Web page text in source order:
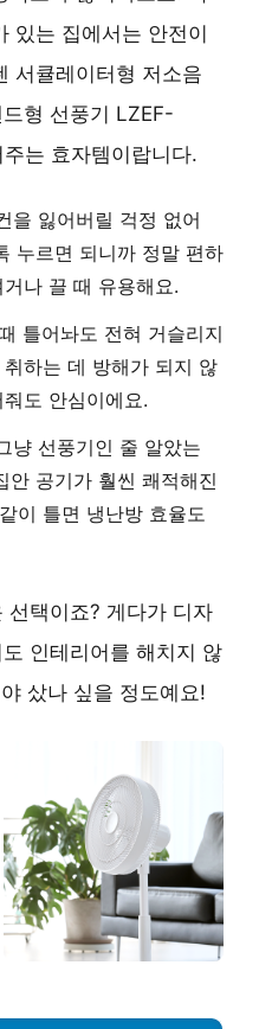
있는 집에서는 안전이
서큘레이터형 저소음
형 선풍기 LZEF-
는 효자템이랍니다.
을 잃어버릴 걱정 없어
누르면 되니까 정말 편하
나 끌 때 유용해요.
틀어놔도 전혀 거슬리지
하는 데 방해가 되지 않
도 안심이에요.
냥 선풍기인 줄 알았는
안 공기가 훨씬 쾌적해진
이 틀면 냉난방 효율도
선택이죠? 게다가 디자
인테리어를 해치지 않
샀나 싶을 정도예요!